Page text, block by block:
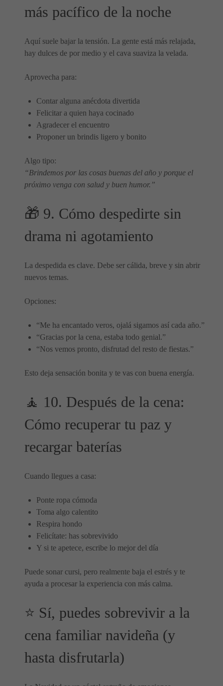
más pacífico de la noche
Aquí suele bajar la tensión. La gente está más relajada,
hay dulces de por medio y el cava suaviza la velada.
Aprovecha para:
Contar alguna anécdota divertida
Felicitar a quien haya cocinado
Agradecer el encuentro
Proponer un brindis ligero y bonito
Algo tipo:
“Brindemos por las cosas buenas del año y porque el
próximo venga con salud y buen humor.”
🎁 9. Cómo despedirte sin
drama ni agotamiento
La despedida es clave. Debe ser cálida, breve y sin abrir
nuevos temas.
Opciones:
“Me ha encantado veros, ojalá sigamos así cada año.”
“Gracias por la cena, estaba todo genial.”
“Nos vemos pronto, disfrutad del resto de fiestas.”
Esto deja sensación bonita y te vas con buena energía.
🧘 10. Después de la cena:
Cómo recuperar tu paz y
recargar baterías
Cuando llegues a casa:
Ponte ropa cómoda
Toma algo calentito
Respira hondo
Felicítate: has sobrevivido
Y si te apetece, escribe lo mejor del día
Puede sonar cursi, pero realmente baja el estrés y te
ayuda a procesar la experiencia con más calma.
⭐ Sí, puedes sobrevivir a la
cena familiar navideña (y
hasta disfrutarla)